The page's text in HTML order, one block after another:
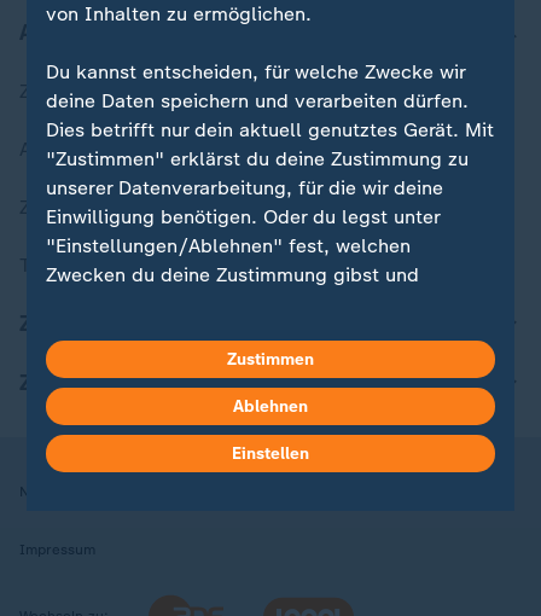
Zuletzt veröffentlicht
Aktuelle Sendungs-Videos
ZDFheute Stories
Themen im Überblick
ZDFheute Apps
Nutzungsbedingungen
Impressum
von Inhalten zu ermöglichen.
Du kannst entscheiden, für welche Zwecke wir
deine Daten speichern und verarbeiten dürfen.
Dies betrifft nur dein aktuell genutztes Gerät. Mit
"Zustimmen" erklärst du deine Zustimmung zu
unserer Datenverarbeitung, für die wir deine
Einwilligung benötigen. Oder du legst unter
"Einstellungen/Ablehnen" fest, welchen
Zwecken du deine Zustimmung gibst und
in deinen Einstellungen widerrufen oder ändern.
Hier findest du das Impressum.
Weitere Informationen findest du in unserer
Datenschutzerklärung.
Zustimmen
Ablehnen
Einstellen